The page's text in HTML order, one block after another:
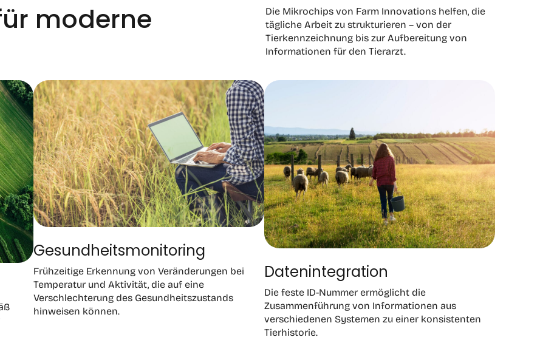
moderne
Die Mikrochips von Farm Innovations helfen, die
tägliche Arbeit zu strukturieren – von der
Tierkennzeichnung bis zur Aufbereitung von
Informationen für den Tierarzt.
Gesundheitsmonitoring
Frühzeitige Erkennung von Veränderungen bei
Temperatur und Aktivität, die auf eine
Verschlechterung des Gesundheitszustands
hinweisen können.
Datenintegration
Die feste ID-Nummer ermöglicht die
Zusammenführung von Informationen aus
verschiedenen Systemen zu einer konsistenten
Tierhistorie.